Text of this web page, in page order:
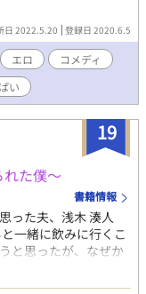
日 2022.5.20 登録日 2020.6.5
エロ
コメディ
い
19
た僕～
書籍情報
った夫、浅木 湊人
一緒に飲みに行くこ
と思ったが、なぜか
浮気要素があるのご
受け